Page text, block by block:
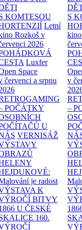
KOMTESOU
Letní
Rozkoš v
2026
Luxfer
Space
červenci a srpnu
POČÁTKY
U
VERNISÁŽ
je radost
K
BITVY
U ČESKÉ
160.
S
v
–